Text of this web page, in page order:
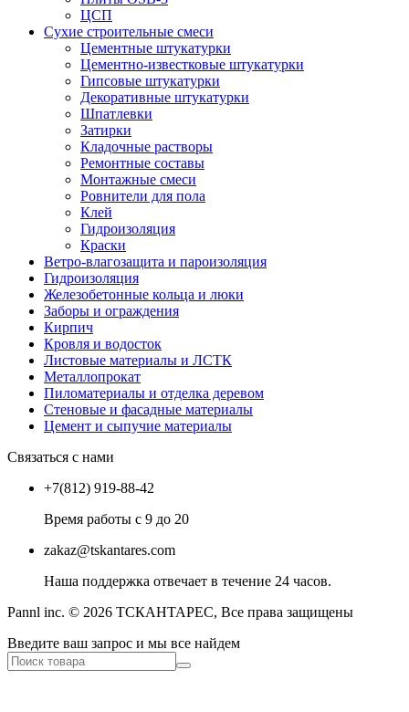
ЦСП
Сухие строительные смеси
Цементные штукатурки
Цементно-известковые штукатурки
Гипсовые штукатурки
Декоративные штукатурки
Шпатлевки
Затирки
Кладочные растворы
Ремонтные составы
Монтажные смеси
Ровнители для пола
Клей
Гидроизоляция
Краски
Ветро-влагозащита и пароизоляция
Гидроизоляция
Железобетонные кольца и люки
Заборы и ограждения
Кирпич
Кровля и водосток
Листовые материалы и ЛСТК
Металлопрокат
Пиломатериалы и отделка деревом
Стеновые и фасадные материалы
Цемент и сыпучие материалы
Связаться с нами
+7(812) 919-88-42
Время работы с 9 до 20
zakaz@tskantares.com
Наша поддержка отвечает в течение 24 часов.
Pannl inc. © 2026 ТСКАНТАРЕС, Все права защищены
Введите ваш запрос и мы все найдем